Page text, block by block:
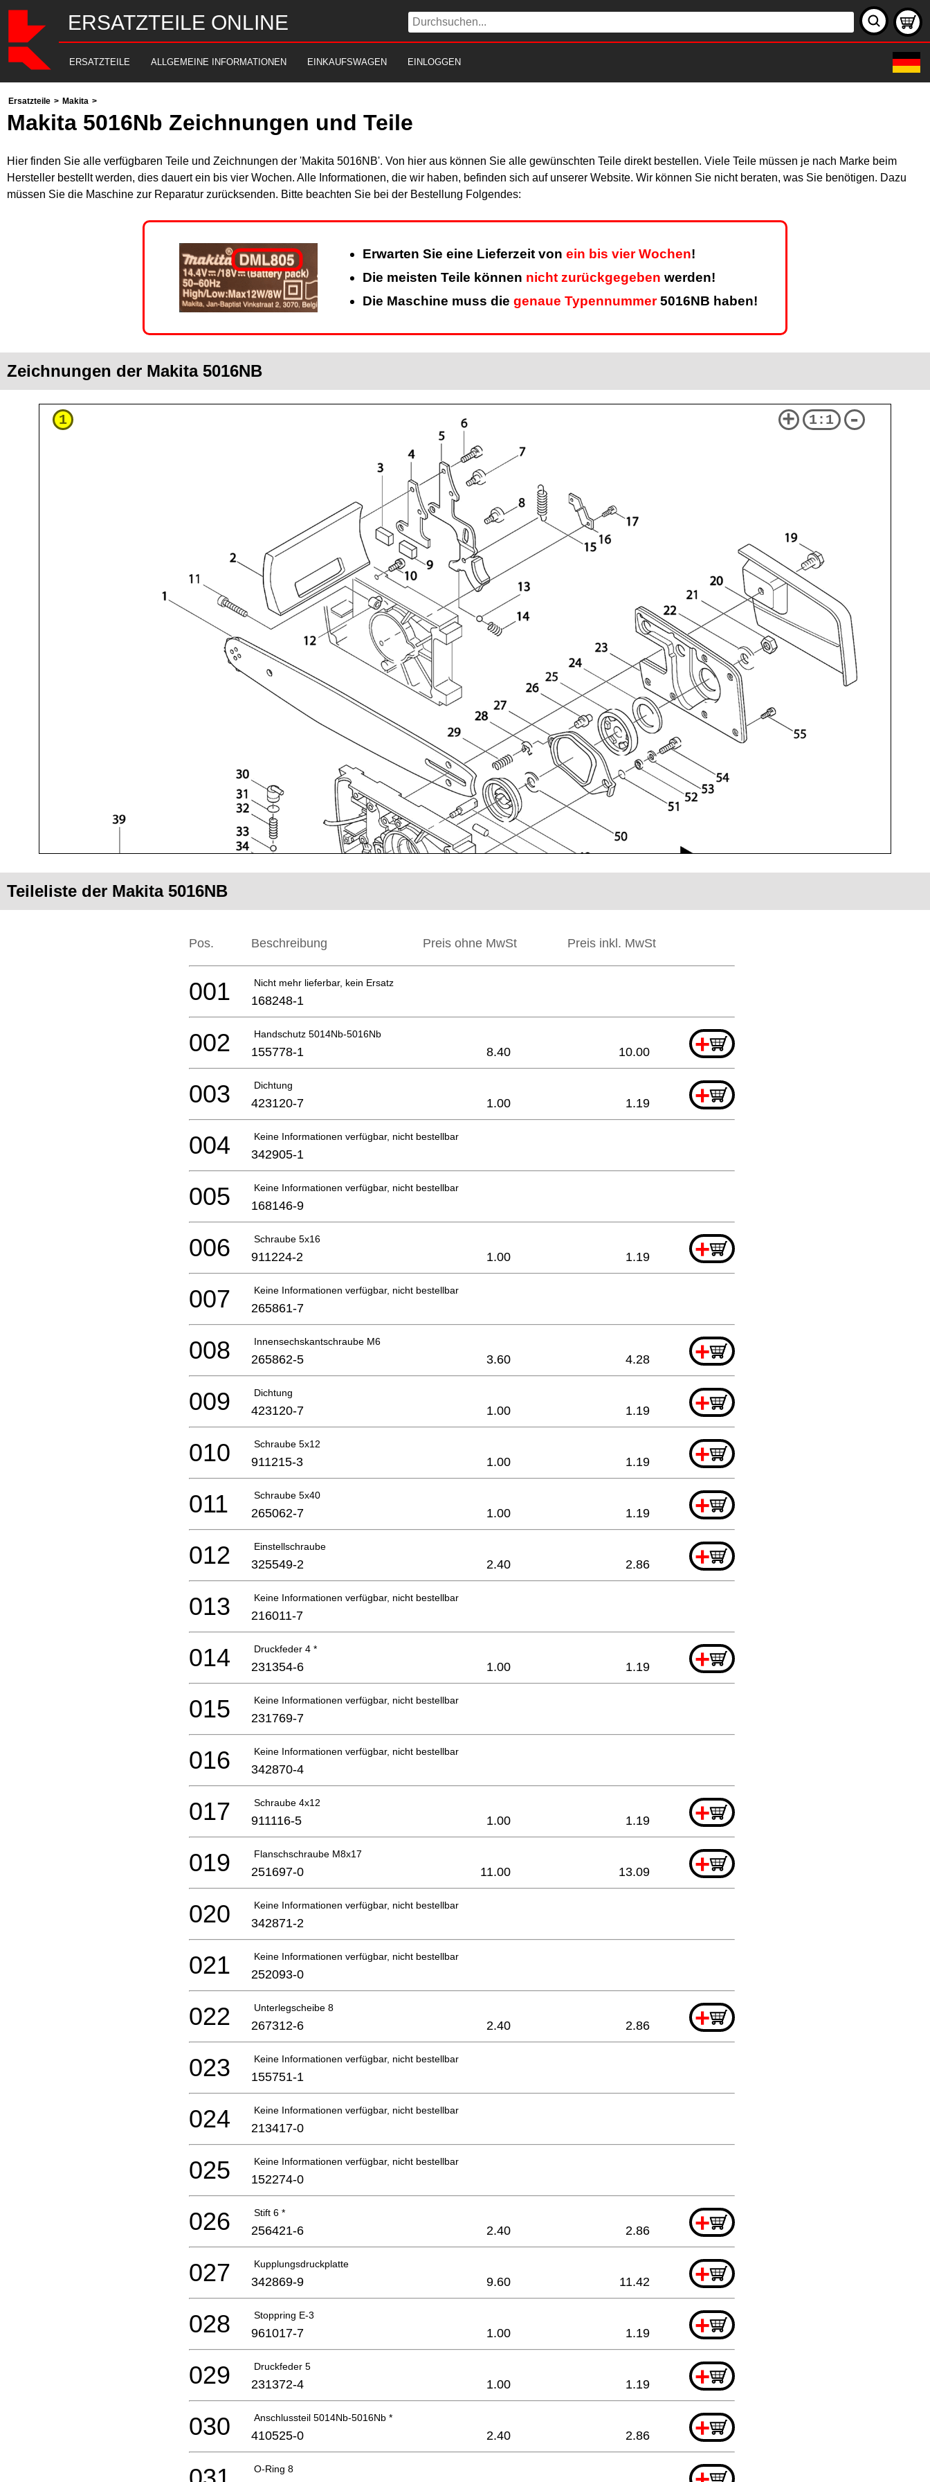
ERSATZTEILE ONLINE
ERSATZTEILE ALLGEMEINE INFORMATIONEN EINKAUFSWAGEN EINLOGGEN
Ersatzteile > Makita >
Makita 5016Nb Zeichnungen und Teile
Hier finden Sie alle verfügbaren Teile und Zeichnungen der 'Makita 5016NB'. Von hier aus können Sie alle gewünschten Teile direkt bestellen. Viele Teile müssen je nach Marke beim
Hersteller bestellt werden, dies dauert ein bis vier Wochen. Alle Informationen, die wir haben, befinden sich auf unserer Website. Wir können Sie nicht beraten, was Sie benötigen. Dazu
müssen Sie die Maschine zur Reparatur zurücksenden. Bitte beachten Sie bei der Bestellung Folgendes:
Erwarten Sie eine Lieferzeit von ein bis vier Wochen!
Die meisten Teile können nicht zurückgegeben werden!
Die Maschine muss die genaue Typennummer5016NB haben!
Zeichnungen der Makita 5016NB
1 + 1:1 -
Teileliste der Makita 5016NB
Pos. Beschreibung Preis ohne MwSt Preis inkl. MwSt
Nicht mehr lieferbar, kein Ersatz
001 168248-1
Handschutz 5014Nb-5016Nb +
002 155778-1 8.40 10.00
Dichtung +
003 423120-7 1.00 1.19
Keine Informationen verfügbar, nicht bestellbar
004 342905-1
Keine Informationen verfügbar, nicht bestellbar
005 168146-9
Schraube 5x16 +
006 911224-2 1.00 1.19
Keine Informationen verfügbar, nicht bestellbar
007 265861-7
Innensechskantschraube M6 +
008 265862-5 3.60 4.28
Dichtung +
009 423120-7 1.00 1.19
Schraube 5x12 +
010 911215-3 1.00 1.19
Schraube 5x40 +
011 265062-7 1.00 1.19
Einstellschraube +
012 325549-2 2.40 2.86
Keine Informationen verfügbar, nicht bestellbar
013 216011-7
Druckfeder 4 * +
014 231354-6 1.00 1.19
Keine Informationen verfügbar, nicht bestellbar
015 231769-7
Keine Informationen verfügbar, nicht bestellbar
016 342870-4
Schraube 4x12 +
017 911116-5 1.00 1.19
Flanschschraube M8x17 +
019 251697-0 11.00 13.09
Keine Informationen verfügbar, nicht bestellbar
020 342871-2
Keine Informationen verfügbar, nicht bestellbar
021 252093-0
Unterlegscheibe 8 +
022 267312-6 2.40 2.86
Keine Informationen verfügbar, nicht bestellbar
023 155751-1
Keine Informationen verfügbar, nicht bestellbar
024 213417-0
Keine Informationen verfügbar, nicht bestellbar
025 152274-0
Stift 6 * +
026 256421-6 2.40 2.86
Kupplungsdruckplatte +
027 342869-9 9.60 11.42
Stoppring E-3 +
028 961017-7 1.00 1.19
Druckfeder 5 +
029 231372-4 1.00 1.19
Anschlussteil 5014Nb-5016Nb * +
030 410525-0 2.40 2.86
O-Ring 8